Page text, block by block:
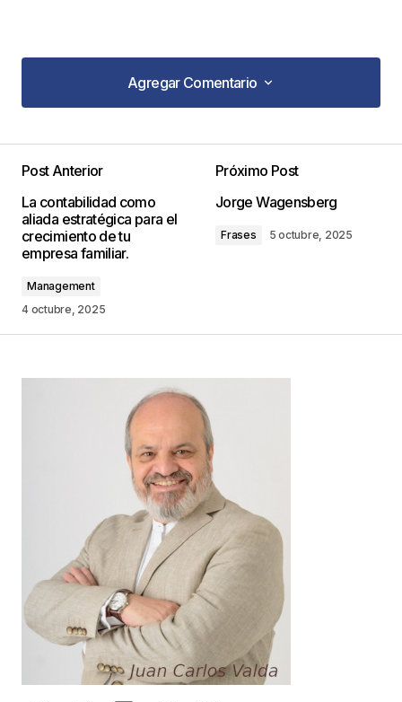
Agregar Comentario
Agregar Comentario
publicada. Los campos obligatorios están
marcados con*
Your Name*
Guarda mi nombre, correo electrónico y web en
este navegador para la próxima vez que
comente.
Este sitio esta protegido por
reCAPTCHA y la
Política de
privacidady losTérminos del servicio
de Googlese aplican.
Post Anterior
La contabilidad como
aliada estratégica para el
crecimiento de tu
empresa familiar.
Management
4 octubre, 2025
Próximo Post
Jorge Wagensberg
Frases 5 octubre, 2025